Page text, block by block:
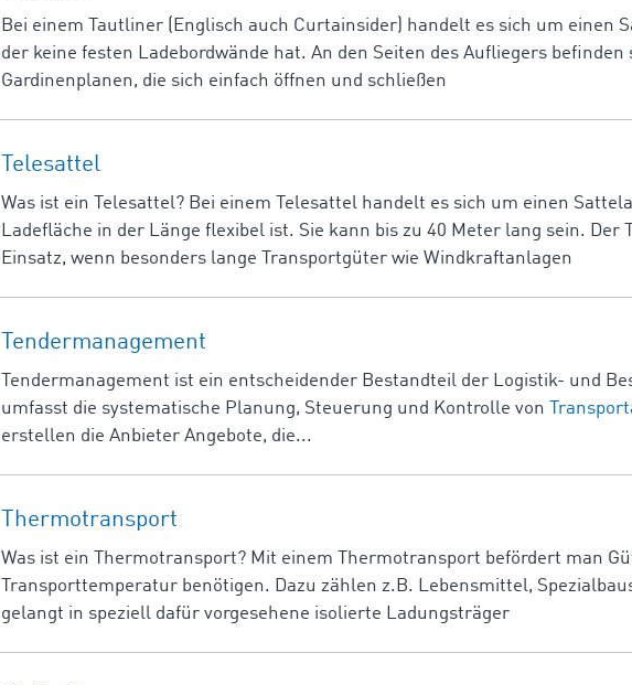
Bei einem Tautliner (Englisch auch Curtainsider) handelt es sich um einen
der keine festen Ladebordwände hat. An den Seiten des Aufliegers befinden
Gardinenplanen, die sich einfach öffnen und schließen
Telesattel
Was ist ein Telesattel? Bei einem Telesattel handelt es sich um einen
Ladefläche in der Länge flexibel ist. Sie kann bis zu 40 Meter lang sein. Der
Einsatz, wenn besonders lange Transportgüter wie Windkraftanlagen
Tendermanagement
Tendermanagement ist ein entscheidender Bestandteil der Logistik- und
umfasst die systematische Planung, Steuerung und Kontrolle von
erstellen die Anbieter Angebote, die...
Thermotransport
Was ist ein Thermotransport? Mit einem Thermotransport befördert man
Transporttemperatur benötigen. Dazu zählen z.B. Lebensmittel,
gelangt in speziell dafür vorgesehene isolierte Ladungsträger